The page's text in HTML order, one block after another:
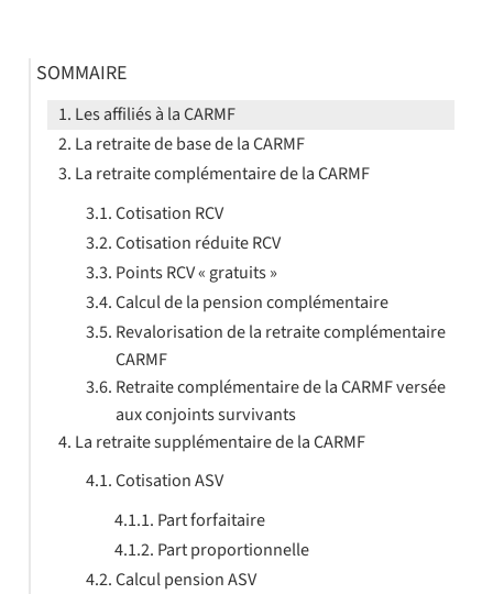
SOMMAIRE
Les affiliés à la CARMF
La retraite de base de la CARMF
La retraite complémentaire de la CARMF
Cotisation RCV
Cotisation réduite RCV
Points RCV « gratuits »
Calcul de la pension complémentaire
Revalorisation de la retraite complémentaire
CARMF
Retraite complémentaire de la CARMF versée
aux conjoints survivants
La retraite supplémentaire de la CARMF
Cotisation ASV
Part forfaitaire
Part proportionnelle
Calcul pension ASV